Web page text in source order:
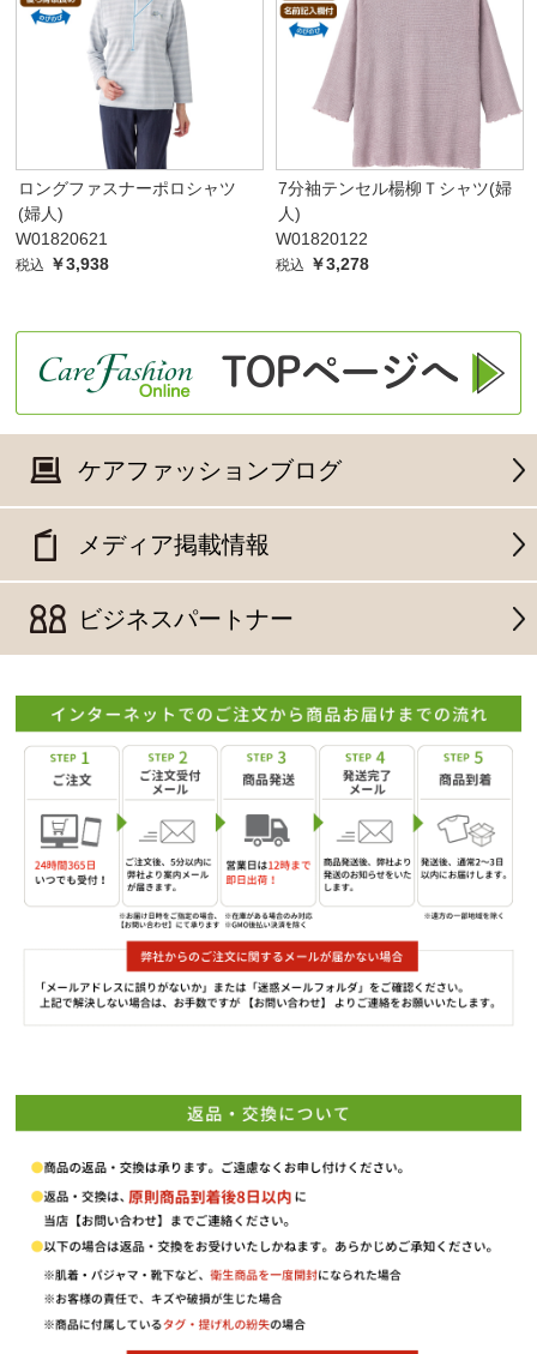
ロングファスナーポロシャツ
(婦人)
W01820621
税込 ￥3,938
7分袖テンセル楊柳Ｔシャツ(婦
人)
W01820122
税込 ￥3,278
ケアファッションブログ
メディア掲載情報
ビジネスパートナー